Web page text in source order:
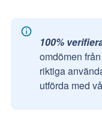
100%
omdömen
riktiga
utförda med